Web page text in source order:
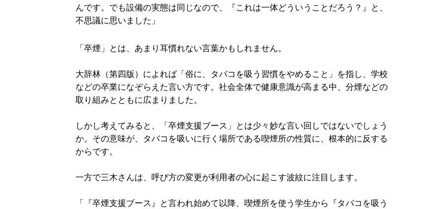
んです。でも設備の実態は同じなので、『これは一体どういうことだろう？』と、
不思議に思いました」
「卒煙」とは、あまり耳慣れない言葉かもしれません。
大辞林（第四版）によれば「俗に、タバコを吸う習慣をやめること」を指し、学校
などの卒業になぞらえた言い方です。社会全体で健康意識が高まる中、分煙などの
取り組みとともに広まりました。
しかし考えてみると、「卒煙支援ブース」とは少々妙な言い回しではないでしょう
か。その意味が、タバコを吸いに行く場所である喫煙所の性質に、根本的に反する
からです。
一方で三木さんは、呼び方の変更が利用者の心に起こす波紋に注目します。
「『卒煙支援ブース』と言われ始めて以降、喫煙所を使う学生から『タバコを吸う